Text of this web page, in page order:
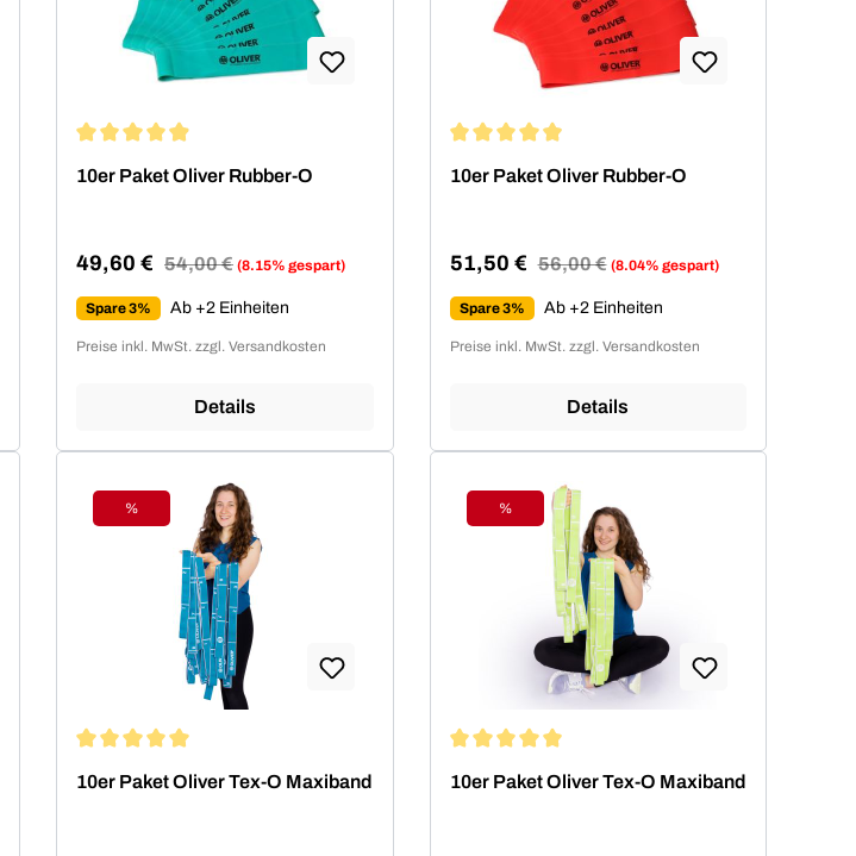
10er Paket Oliver Rubber-O
Verkaufspreis:
49,60 € Regulärer Preis:
54,00 € (8.15% gespart)
Spare 3% Ab +2 Einheiten
Preise inkl. MwSt. zzgl. Versandkosten
Details
10er Paket Oliver Rubber-O
Verkaufspreis:
51,50 € Regulärer Preis:
56,00 € (8.04% gespart)
Spare 3% Ab +2 Einheiten
Preise inkl. MwSt. zzgl. Versandkosten
Details
Rabatt
%
10er Paket Oliver Tex-O Maxiband
Rabatt
%
10er Paket Oliver Tex-O Maxiband